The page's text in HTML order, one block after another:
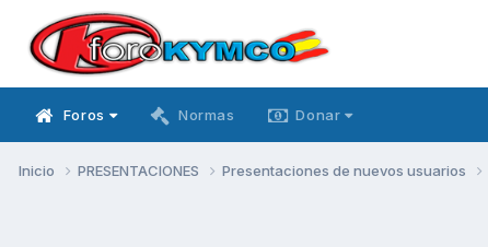
Foros Normas Donar
Inicio PRESENTACIONES Presentaciones de nuevos usuarios